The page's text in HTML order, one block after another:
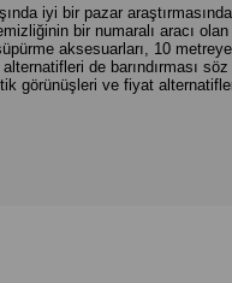
iyi bir pazar
bir numaralı aracı
aksesuarları, 10
de barındırması
görünüşleri ve fiyat